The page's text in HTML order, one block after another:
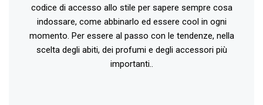
codice di accesso allo stile per sapere sempre cosa
indossare, come abbinarlo ed essere cool in ogni
momento. Per essere al passo con le tendenze, nella
scelta degli abiti, dei profumi e degli accessori più
importanti..